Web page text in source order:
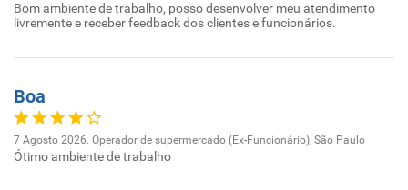
Bom ambiente de trabalho, posso desenvolver meu atendimento
livremente e receber feedback dos clientes e funcionários.
Boa
7 Agosto 2026. Operador de supermercado (Ex-Funcionário), São Paulo
Ótimo ambiente de trabalho